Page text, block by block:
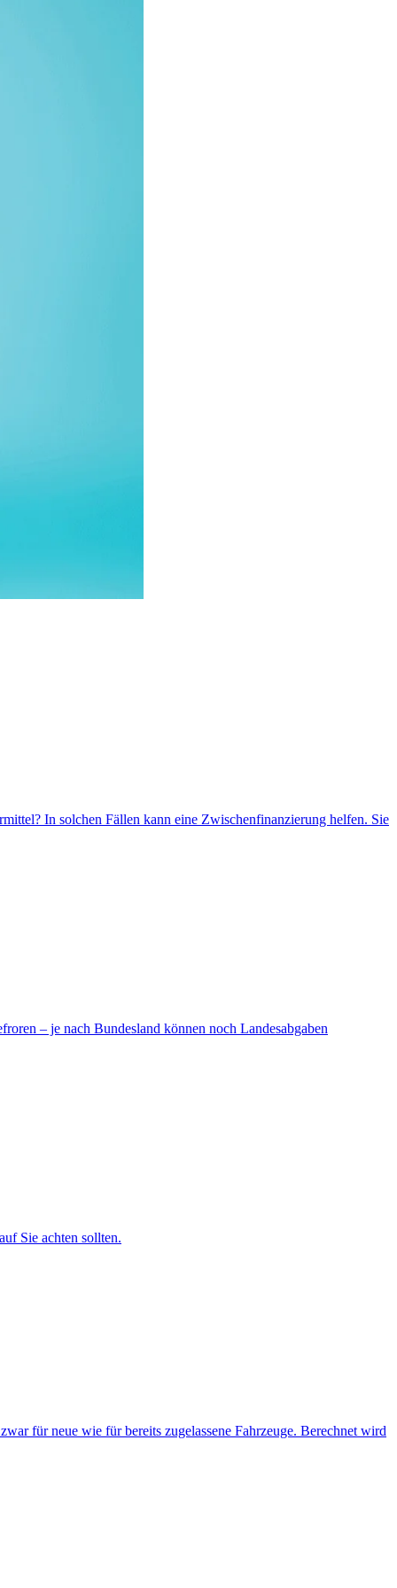
In solchen Fällen kann eine Zwischenfinanzierung helfen. Sie
– je nach Bundesland können noch Landesabgaben
Sie achten sollten.
für neue wie für bereits zugelassene Fahrzeuge. Berechnet wird